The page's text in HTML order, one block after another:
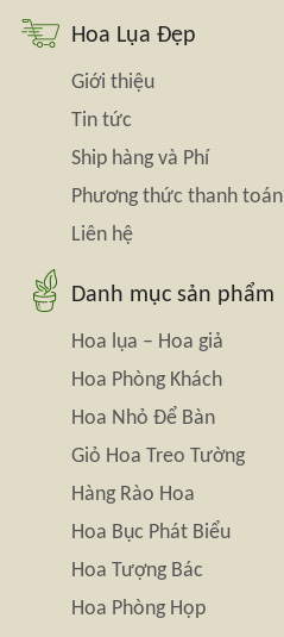
Hoa Lụa Đẹp
Giới thiệu
Tin tức
Ship hàng và Phí
Phương thức thanh toán
Liên hệ
Danh mục sản phẩm
Hoa lụa – Hoa giả
Hoa Phòng Khách
Hoa Nhỏ Để Bàn
Giỏ Hoa Treo Tường
Hàng Rào Hoa
Hoa Bục Phát Biểu
Hoa Tượng Bác
Hoa Phòng Họp